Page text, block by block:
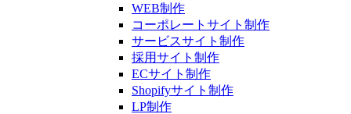
WEB制作
コーポレートサイト制作
サービスサイト制作
採用サイト制作
ECサイト制作
Shopifyサイト制作
LP制作